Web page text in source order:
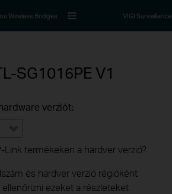
Wireless Bridges VIGI Surveillance
SG1016PE V1
verziót:
Link termékeken a hardver verzió?
és hardver verzió régióként
ezeket a részleteket